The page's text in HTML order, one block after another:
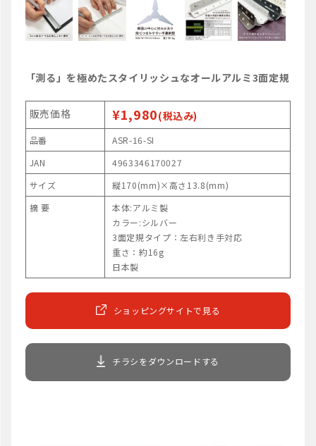
「測る」を極めたスタイリッシュなオールアルミ3面定規
販売価格 ¥1,980(税込み)
品番
ASR-16-SI
JAN
4963346170027
サイズ
縦170(mm)×高さ13.8(mm)
摘 要
本体:アルミ製
カラー:シルバー
3面定規タイプ：左右利き手対応
重さ：約16g
日本製
ショッピングサイトで見る
チラシをダウンロードする